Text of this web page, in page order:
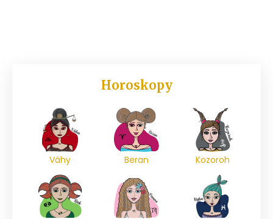
Horoskopy
Váhy Beran Kozoroh